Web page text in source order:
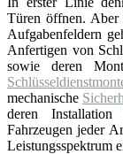
Türen öffnen.
Aufgabenfeldern
Anfertigen von
sowie deren
mechanische
deren
Fahrzeugen jeder
Leistungsspektrum